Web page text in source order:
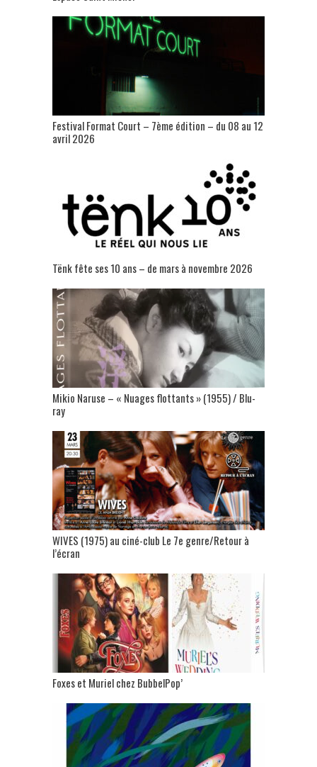
Festival Format Court – 7ème édition – du 08 au 12
avril 2026
Tënk fête ses 10 ans – de mars à novembre 2026
Mikio Naruse – « Nuages flottants » (1955) / Blu-
ray
WIVES (1975) au ciné-club Le 7e genre/Retour à
l’écran
Foxes et Muriel chez BubbelPop’